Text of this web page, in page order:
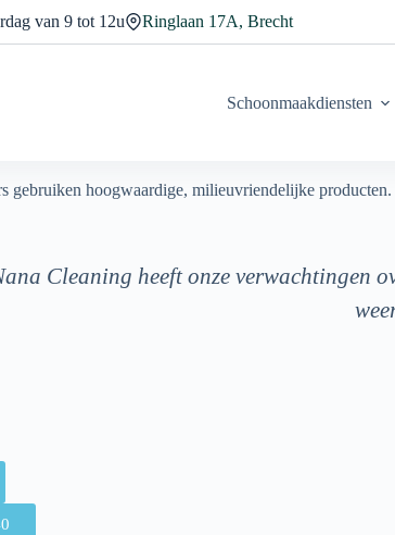
van 9 tot 12u Ringlaan 17A, Brecht
Schoonmaakdiensten
gebruiken hoogwaardige, milieuvriendelijke producten.
Cleaning heeft onze verwachtingen